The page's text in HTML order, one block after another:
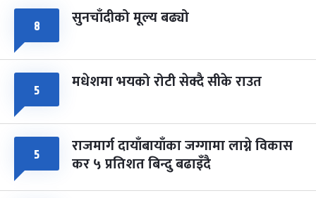
८ सुनचाँदीको मूल्य बढ्यो
५ मधेशमा भयको रोटी सेक्दै सीके राउत
५ राजमार्ग दायाँबायाँका जग्गामा लाग्ने विकास
कर ५ प्रतिशत बिन्दु बढाइँदै